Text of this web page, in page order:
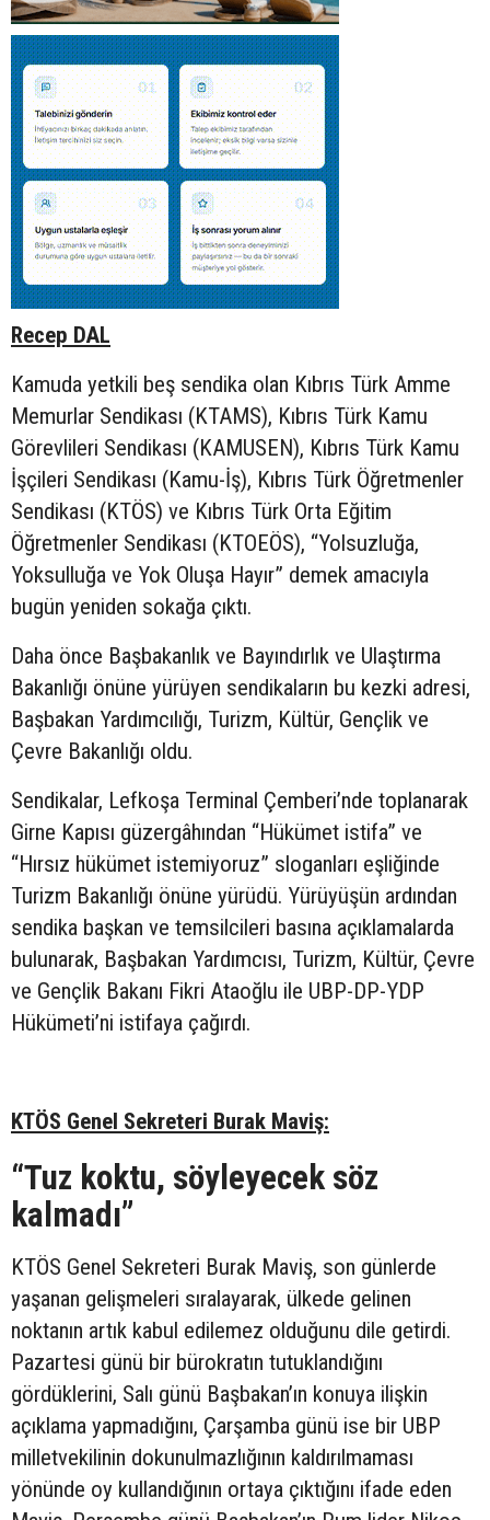
Recep DAL
Kamuda yetkili beş sendika olan Kıbrıs Türk Amme
Memurlar Sendikası (KTAMS), Kıbrıs Türk Kamu
Görevlileri Sendikası (KAMUSEN), Kıbrıs Türk Kamu
İşçileri Sendikası (Kamu-İş), Kıbrıs Türk Öğretmenler
Sendikası (KTÖS) ve Kıbrıs Türk Orta Eğitim
Öğretmenler Sendikası (KTOEÖS), “Yolsuzluğa,
Yoksulluğa ve Yok Oluşa Hayır” demek amacıyla
bugün yeniden sokağa çıktı.
Daha önce Başbakanlık ve Bayındırlık ve Ulaştırma
Bakanlığı önüne yürüyen sendikaların bu kezki adresi,
Başbakan Yardımcılığı, Turizm, Kültür, Gençlik ve
Çevre Bakanlığı oldu.
Sendikalar, Lefkoşa Terminal Çemberi’nde toplanarak
Girne Kapısı güzergâhından “Hükümet istifa” ve
“Hırsız hükümet istemiyoruz” sloganları eşliğinde
Turizm Bakanlığı önüne yürüdü. Yürüyüşün ardından
sendika başkan ve temsilcileri basına açıklamalarda
bulunarak, Başbakan Yardımcısı, Turizm, Kültür, Çevre
ve Gençlik Bakanı Fikri Ataoğlu ile UBP-DP-YDP
Hükümeti’ni istifaya çağırdı.
KTÖS Genel Sekreteri Burak Maviş:
“Tuz koktu, söyleyecek söz
kalmadı”
KTÖS Genel Sekreteri Burak Maviş, son günlerde
yaşanan gelişmeleri sıralayarak, ülkede gelinen
noktanın artık kabul edilemez olduğunu dile getirdi.
Pazartesi günü bir bürokratın tutuklandığını
gördüklerini, Salı günü Başbakan’ın konuya ilişkin
açıklama yapmadığını, Çarşamba günü ise bir UBP
milletvekilinin dokunulmazlığının kaldırılmaması
yönünde oy kullandığının ortaya çıktığını ifade eden